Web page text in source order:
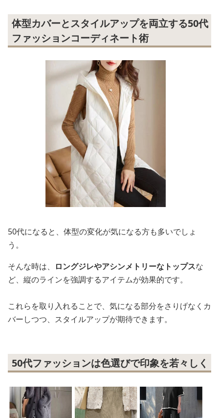
体型カバーとスタイルアップを両立する50代
ファッションコーディネート術
50代になると、体型の変化が気になる方も多いでしょ
う。
そんな時は、
ロングジレやアシンメトリーなトップスな
ど、縦のラインを強調するアイテムが効果的です。
これらを取り入れることで、気になる部分をさりげなくカ
バーしつつ、スタイルアップが期待できます。
50代ファッションは色選びで印象を若々しく